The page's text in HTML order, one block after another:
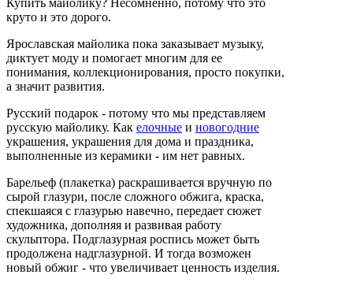
круто и это дорого.
Ярославская майолика пока заказывает музыку,
диктует моду и помогает многим для ее
понимания, коллекционирования, просто покупки,
а значит развития.
Русский подарок - потому что мы представляем
русскую майолику. Как елочные и новогодние
украшения, украшения для дома и праздника,
выполненные из керамики - им нет равных.
Барельеф (плакетка) раскрашивается вручную по
сырой глазури, после сложного обжига, краска,
спекшаяся с глазурью навечно, передает сюжет
художника, дополняя и развивая работу
скульптора. Подглазурная роспись может быть
продолжена надглазурной. И тогда возможен
новый обжиг - что увеличивает ценность изделия.